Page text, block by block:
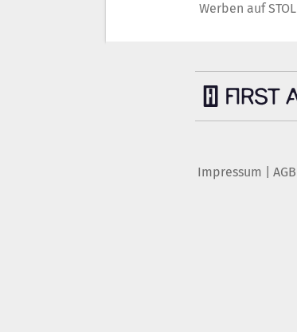
Werben auf STOL
Impressum AGB